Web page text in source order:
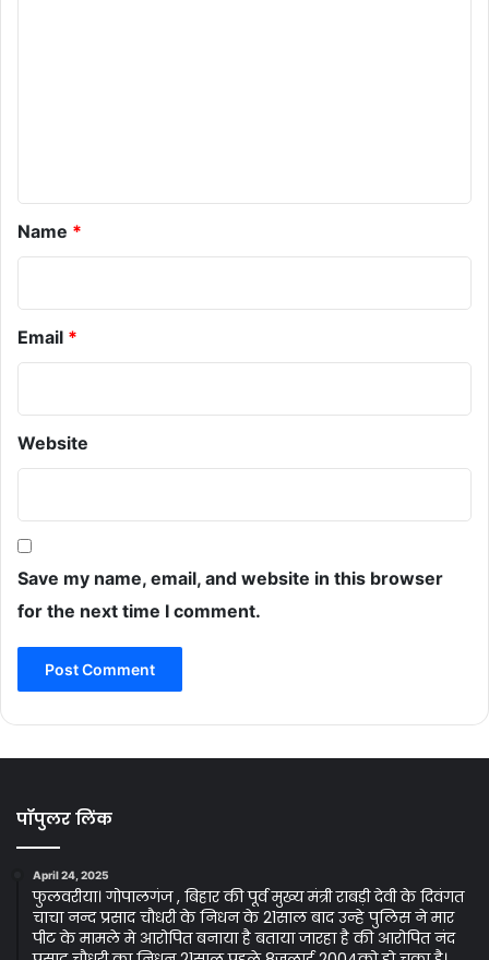
Name *
Email *
Website
Save my name, email, and website in this browser
for the next time I comment.
पॉपुलर लिंक
April 24, 2025
फुलवरीया। गोपालगंज , बिहार की पूर्व मुख्य मंत्री राबड़ी देवी के दिवंगत
चाचा नन्द प्रसाद चौधरी के निधन के 21साल बाद उन्हे पुलिस ने मार
पीट के मामले मे आरोपित बनाया है बताया जारहा है की आरोपित नंद